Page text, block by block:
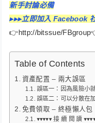
新手討論必備
▸▸▸立即加入 Facebook
👉http://bitssue/
Table of Contents
資產配置 – 兩大誤區
誤區一：因為風險小
誤區二：可以分散在
免費領取 – 終極懶人包
▾▾▾▾▾ 接 續 閱 讀